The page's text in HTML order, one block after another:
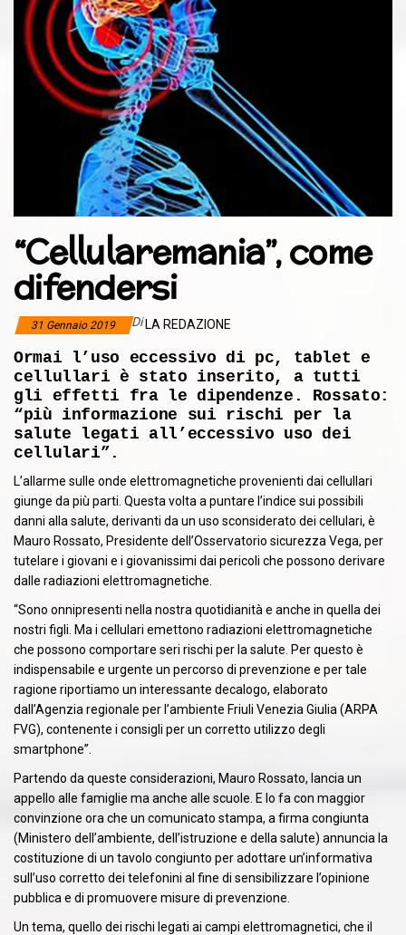
“Cellularemania”, come
difendersi
31 Gennaio 2019 DiLA REDAZIONE
Ormai l’uso eccessivo di pc, tablet e
cellullari è stato inserito, a tutti
gli effetti fra le dipendenze. Rossato:
“più informazione sui rischi per la
salute legati all’eccessivo uso dei
cellulari”.
L’allarme sulle onde elettromagnetiche provenienti dai cellullari
giunge da più parti. Questa volta a puntare l’indice sui possibili
danni alla salute, derivanti da un uso sconsiderato dei cellulari, è
Mauro Rossato, Presidente dell’Osservatorio sicurezza Vega, per
tutelare i giovani e i giovanissimi dai pericoli che possono derivare
dalle radiazioni elettromagnetiche.
“Sono onnipresenti nella nostra quotidianità e anche in quella dei
nostri figli. Ma i cellulari emettono radiazioni elettromagnetiche
che possono comportare seri rischi per la salute. Per questo è
indispensabile e urgente un percorso di prevenzione e per tale
ragione riportiamo un interessante decalogo, elaborato
dall’Agenzia regionale per l’ambiente Friuli Venezia Giulia (ARPA
FVG), contenente i consigli per un corretto utilizzo degli
smartphone”.
Partendo da queste considerazioni, Mauro Rossato, lancia un
appello alle famiglie ma anche alle scuole. E lo fa con maggior
convinzione ora che un comunicato stampa, a firma congiunta
(Ministero dell’ambiente, dell’istruzione e della salute) annuncia la
costituzione di un tavolo congiunto per adottare un’informativa
sull’uso corretto dei telefonini al fine di sensibilizzare l’opinione
pubblica e di promuovere misure di prevenzione.
Un tema, quello dei rischi legati ai campi elettromagnetici, che il